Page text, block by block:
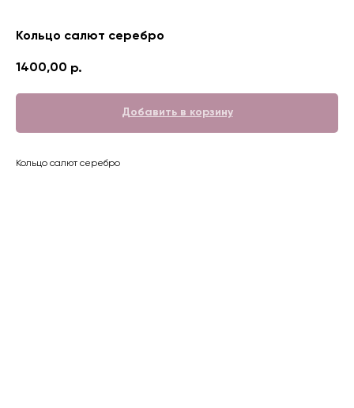
Кольцо салют серебро
1400,00 р.
Добавить в корзину
Кольцо салют серебро